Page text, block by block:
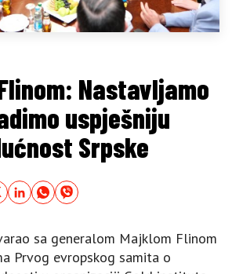
Nastavljamo
uspješniju
Srpske
sa generalom Majklom Flinom
Prvog evropskog samita o